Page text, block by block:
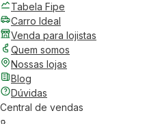
Tabela Fipe
Carro Ideal
Venda para lojistas
Quem somos
Nossas lojas
Blog
Dúvidas
Central de vendas